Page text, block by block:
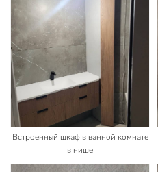
Встроенный шкаф в ванной комнате
в нише